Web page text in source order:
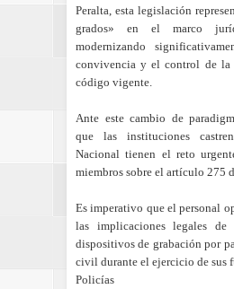
Peralta, esta legislación
grados» en el marco
modernizando
convivencia y el control de la
código vigente.
Ante este cambio de
que las instituciones
Nacional tienen el reto
miembros sobre el artículo 275
Es imperativo que el personal
las implicaciones legales
dispositivos de grabación por
civil durante el ejercicio de sus
Policías